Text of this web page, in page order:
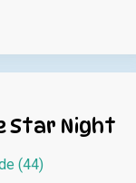
Star Night
(44)